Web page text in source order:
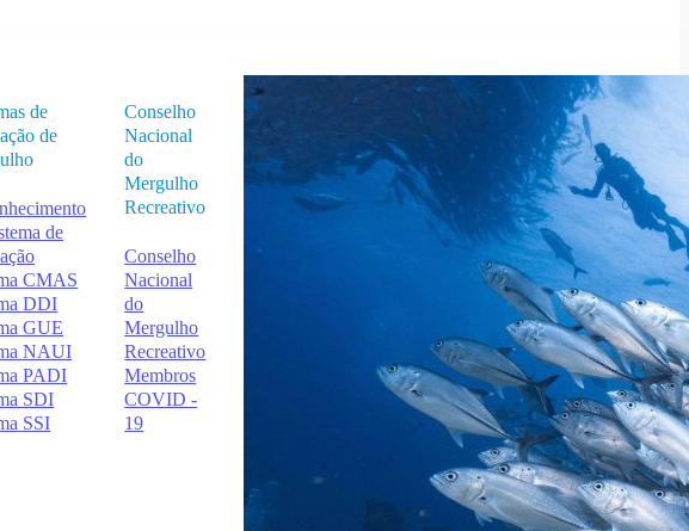
de
de
de
CMAS
DDI
GUE
NAUI
PADI
SDI
SSI
Conselho
Nacional
do
Mergulho
Recreativo
Conselho
Nacional
do
Mergulho
Recreativo
Membros
COVID -
19